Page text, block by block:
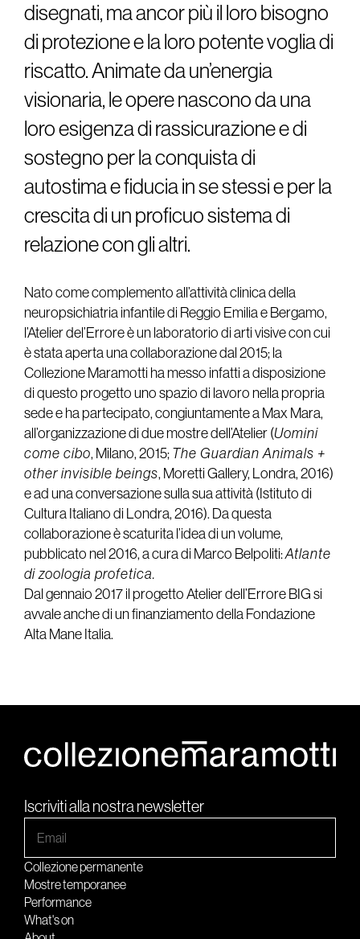
disegnati, ma ancor più il loro bisogno
di protezione e la loro potente voglia di
riscatto. Animate da un’energia
visionaria, le opere nascono da una
loro esigenza di rassicurazione e di
sostegno per la conquista di
autostima e fiducia in se stessi e per la
crescita di un proficuo sistema di
relazione con gli altri.
Nato come complemento all’attività clinica della
neuropsichiatria infantile di Reggio Emilia e Bergamo,
l’Atelier del’Errore è un laboratorio di arti visive con cui
è stata aperta una collaborazione dal 2015; la
Collezione Maramotti ha messo infatti a disposizione
di questo progetto uno spazio di lavoro nella propria
sede e ha partecipato, congiuntamente a Max Mara,
all’organizzazione di due mostre dell’Atelier (Uomini
come cibo, Milano, 2015; The Guardian Animals +
other invisible beings, Moretti Gallery, Londra, 2016)
e ad una conversazione sulla sua attività (Istituto di
Cultura Italiano di Londra, 2016). Da questa
collaborazione è scaturita l’idea di un volume,
pubblicato nel 2016, a cura di Marco Belpoliti:Atlante
di zoologia profetica.
Dal gennaio 2017 il progetto Atelier dell’Errore BIG si
avvale anche di un finanziamento della Fondazione
Alta Mane Italia.
Iscriviti alla nostra newsletter
Collezione permanente
Mostre temporanee
Performance
What's on